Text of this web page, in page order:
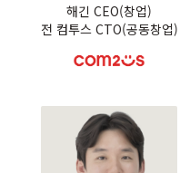
해긴 CEO(창업)
전 컴투스 CTO(공동창업)